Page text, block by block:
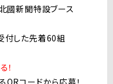
國新聞特設ブース
付した先着60組
！
コードから応募！